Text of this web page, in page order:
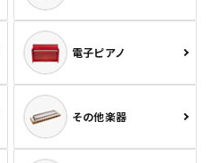
電子ピアノ
その他楽器